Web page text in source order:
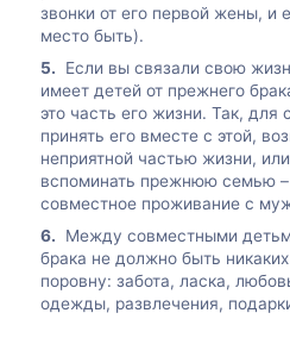
звонки от его первой жены, и
место быть).
Если вы связали свою
имеет детей от прежнего
это часть его жизни. Так, для
принять его вместе с этой,
неприятной частью жизни,
вспоминать прежнюю семью –
совместное проживание с
Между совместными
брака не должно быть
поровну: забота, ласка,
одежды, развлечения,